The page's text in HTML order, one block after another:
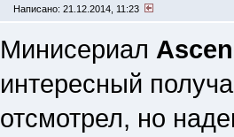
Написано: 21.12.2014, 11:23
Минисериал
интересный
отсмотрел, но